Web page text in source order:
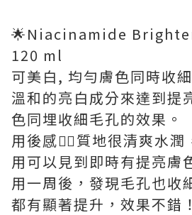
🌟Niacinamide
120 ml
可美白, 均勻膚色同時收
溫和的亮白成分來達到提
色同埋收細毛孔的效果。
用後感👉🏻質地很清爽水
用可以見到即時有提亮膚
用一周後，發現毛孔也收
都有顯著提升，效果不錯！